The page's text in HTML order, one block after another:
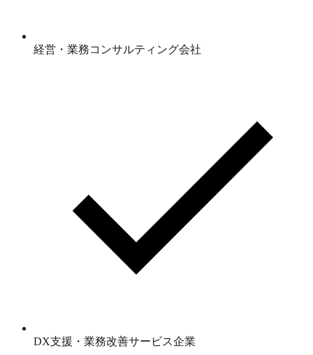
経営・業務コンサルティング会社
DX支援・業務改善サービス企業